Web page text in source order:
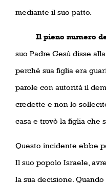
mediante il suo patto.
Il pieno numero
suo Padre Gesù disse
perché sua figlia era
parole con autorità il
credette e non lo
casa e trovò la figlia che
Questo incidente ebbe
Il suo popolo Israele,
la sua decisione.